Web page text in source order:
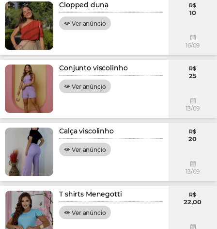
Clopped duna
Ver anúncio
R$
10
16/09
Conjunto viscolinho
Ver anúncio
R$
25
13/09
Calça viscolinho
Ver anúncio
R$
20
13/09
T shirts Menegotti
Ver anúncio
R$
22,00